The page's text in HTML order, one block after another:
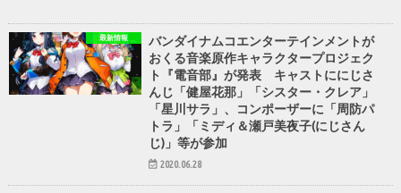
最新情報
バンダイナムコエンターテインメントが
おくる音楽原作キャラクタープロジェク
ト『電音部』が発表 キャストににじさ
んじ「健屋花那」「シスター・クレア」
「星川サラ」、コンポーザーに「周防パ
トラ」「ミディ＆瀬戸美夜子(にじさん
じ)」等が参加
2020.06.28